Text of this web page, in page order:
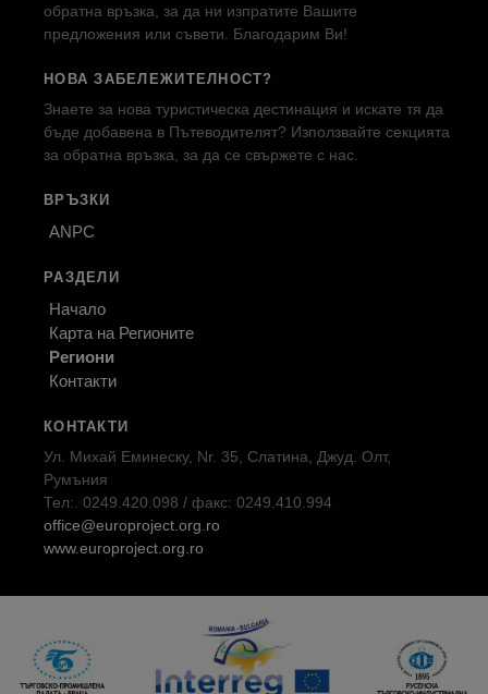
обратна връзка, за да ни изпратите Вашите
предложения или съвети. Благодарим Ви!
НОВА ЗАБЕЛЕЖИТЕЛНОСТ?
Знаете за нова туристическа дестинация и искате тя да
бъде добавена в Пътеводителят? Използвайте секцията
за обратна връзка, за да се свържете с нас.
ВРЪЗКИ
ANPC
РАЗДЕЛИ
Начало
Карта на Регионите
Региони
Контакти
КОНТАКТИ
Ул. Михай Еминеску, Nr. 35, Слатина, Джуд. Олт,
Румъния
Тел:. 0249.420.098 / факс: 0249.410.994
office@europroject.org.ro
www.europroject.org.ro